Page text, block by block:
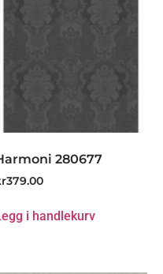
280677
379.00
i handlekurv